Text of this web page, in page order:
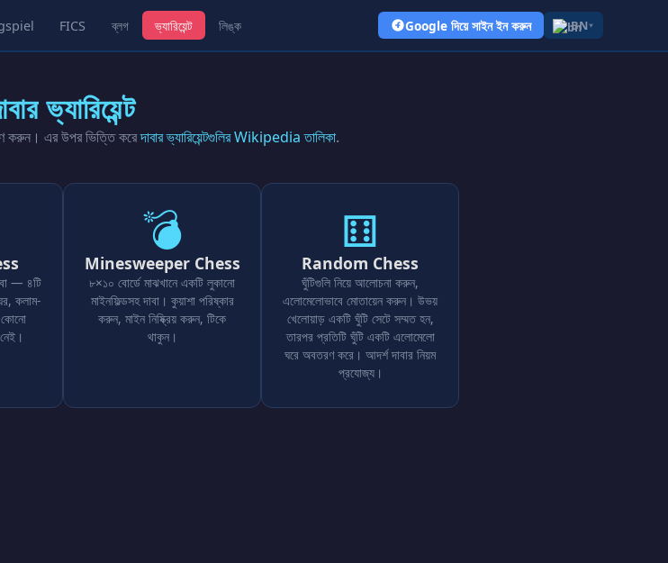
FICS ব্লগ ভ্যারিয়েন্ট লিঙ্ক Google দিয়ে সাইন ইন করুন BN▾
ভ্যারিয়েন্ট
করুন। এর উপর ভিত্তি করেদাবার ভ্যারিয়েন্টগুলির Wikipedia তালিকা.
— ৪টি
কলাম-
কোনো
💣
Minesweeper Chess
৮×১০ বোর্ডে মাঝখানে একটি লুকানো
মাইনফিল্ডসহ দাবা। কুয়াশা পরিষ্কার
করুন, মাইন নিষ্ক্রিয় করুন, টিকে
থাকুন।
⚅
Random Chess
ঘুঁটিগুলি নিয়ে আলোচনা করুন,
এলোমেলোভাবে মোতায়েন করুন। উভয়
খেলোয়াড় একটি ঘুঁটি সেটে সম্মত হন,
তারপর প্রতিটি ঘুঁটি একটি এলোমেলো
ঘরে অবতরণ করে। আদর্শ দাবার নিয়ম
প্রযোজ্য।